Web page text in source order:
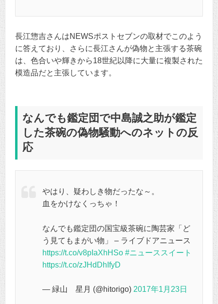
長江惣吉さんはNEWSポストセブンの取材でこのよう
に答えており、さらに長江さんが偽物と主張する茶碗
は、色合いや輝きから18世紀以降に大量に複製された
模造品だと主張しています。
なんでも鑑定団で中島誠之助が鑑定
した茶碗の偽物騒動へのネットの反
応
やはり、疑わしき物だったな～。
血をかけなくっちゃ！
なんでも鑑定団の国宝級茶碗に陶芸家「ど
う見てもまがい物」 – ライブドアニュース
https://t.co/v8pIaXhHSo #ニューススイート
https://t.co/zJHdDhIfyD
— 緑山 星月 (@hitorigo) 2017年1月23日